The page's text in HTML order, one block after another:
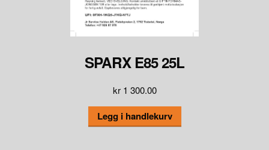
SPARX E85 25L
kr1 300.00
Legg i handlekurv